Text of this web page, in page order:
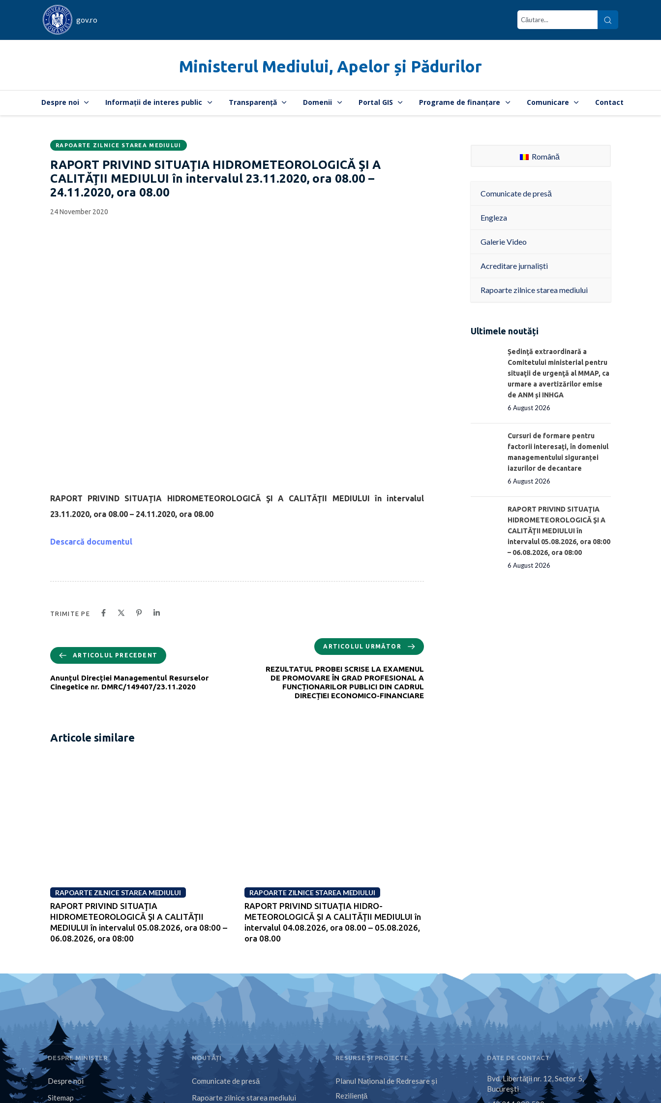
gov.ro
Ministerul Mediului, Apelor și Pădurilor
Despre noi Informații de interes public Transparență Domenii Portal GIS Programe de finanțare Comunicare Contact
CATEGORIA:
RAPOARTE ZILNICE STAREA MEDIULUI
RAPORT PRIVIND SITUAŢIA HIDROMETEOROLOGICĂ ŞI A
CALITĂŢII MEDIULUI în intervalul 23.11.2020, ora 08.00 –
24.11.2020, ora 08.00
Data
publicării:
24 November 2020
RAPORT PRIVIND SITUAŢIA HIDROMETEOROLOGICĂ ŞI A CALITĂŢII MEDIULUI în intervalul
23.11.2020, ora 08.00 – 24.11.2020, ora 08.00
Descarcă documentul
TRIMITE PE
ARTICOLUL PRECEDENT
Anunțul Direcției Managementul Resurselor
Cinegetice nr. DMRC/149407/23.11.2020
ARTICOLUL URMĂTOR
REZULTATUL PROBEI SCRISE LA EXAMENUL
DE PROMOVARE ÎN GRAD PROFESIONAL A
FUNCȚIONARILOR PUBLICI DIN CADRUL
DIRECȚIEI ECONOMICO-FINANCIARE
Articole similare
RAPOARTE ZILNICE STAREA MEDIULUI
RAPORT PRIVIND SITUAŢIA
HIDROMETEOROLOGICĂ ŞI A CALITĂŢII
MEDIULUI în intervalul 05.08.2026, ora 08:00 –
06.08.2026, ora 08:00
RAPOARTE ZILNICE STAREA MEDIULUI
RAPORT PRIVIND SITUAŢIA HIDRO-
METEOROLOGICĂ ŞI A CALITĂŢII MEDIULUI în
intervalul 04.08.2026, ora 08.00 – 05.08.2026,
ora 08.00
Română
Comunicate de presă
Engleza
Galerie Video
Acreditare jurnaliști
Rapoarte zilnice starea mediului
Ultimele noutăți
Ședinţă extraordinară a
Comitetului ministerial pentru
situaţii de urgenţă al MMAP, ca
urmare a avertizărilor emise
de ANM și INHGA
6 August 2026
Cursuri de formare pentru
factorii interesați, în domeniul
managementului siguranței
iazurilor de decantare
6 August 2026
RAPORT PRIVIND SITUAŢIA
HIDROMETEOROLOGICĂ ŞI A
CALITĂŢII MEDIULUI în
intervalul 05.08.2026, ora 08:00
– 06.08.2026, ora 08:00
6 August 2026
DESPRE MINISTER
Despre noi
Sitemap
NOUTĂȚI
Comunicate de presă
Rapoarte zilnice starea mediului
RESURSE ȘI PROIECTE
Planul Național de Redresare și
Reziliență
DATE DE CONTACT
Bvd. Libertăţii nr. 12, Sector 5,
Bucureşti